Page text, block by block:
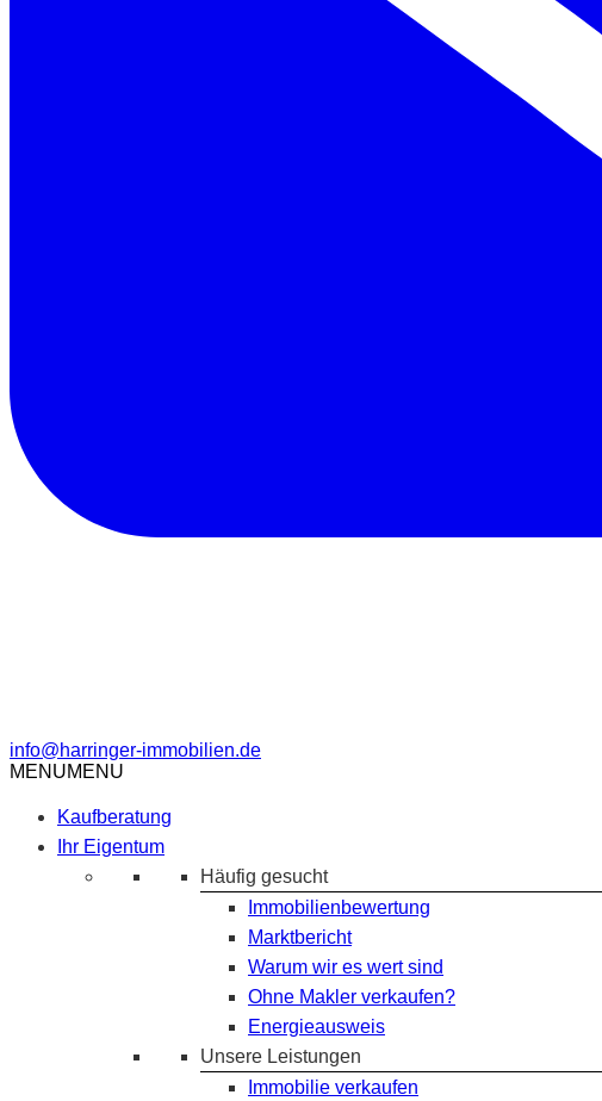
info@harringer-immobilien.de
MENUMENU
Kaufberatung
Ihr Eigentum
Häufig gesucht
Immobilienbewertung
Marktbericht
Warum wir es wert sind
Ohne Makler verkaufen?
Energieausweis
Unsere Leistungen
Immobilie verkaufen